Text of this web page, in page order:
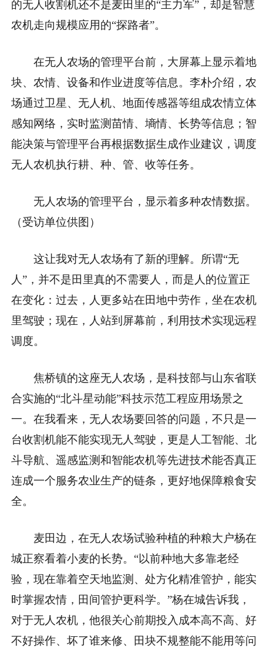
的无人收割机还不是麦田里的“主力军”，却是智慧
农机走向规模应用的“探路者”。
在无人农场的管理平台前，大屏幕上显示着地
块、农情、设备和作业进度等信息。李朴介绍，农
场通过卫星、无人机、地面传感器等组成农情立体
感知网络，实时监测苗情、墒情、长势等信息；智
能决策与管理平台再根据数据生成作业建议，调度
无人农机执行耕、种、管、收等任务。
无人农场的管理平台，显示着多种农情数据。
（受访单位供图）
这让我对无人农场有了新的理解。所谓“无
人”，并不是田里真的不需要人，而是人的位置正
在变化：过去，人更多站在田地中劳作，坐在农机
里驾驶；现在，人站到屏幕前，利用技术实现远程
调度。
焦桥镇的这座无人农场，是科技部与山东省联
合实施的“北斗星动能”科技示范工程应用场景之
一。在我看来，无人农场要回答的问题，不只是一
台收割机能不能实现无人驾驶，更是人工智能、北
斗导航、遥感监测和智能农机等先进技术能否真正
连成一个服务农业生产的链条，更好地保障粮食安
全。
麦田边，在无人农场试验种植的种粮大户杨在
城正察看着小麦的长势。“以前种地大多靠老经
验，现在靠着空天地监测、处方化精准管护，能实
时掌握农情，田间管护更科学。”杨在城告诉我，
对于无人农机，他很关心前期投入成本高不高、好
不好操作、坏了谁来修、田块不规整能不能用等问